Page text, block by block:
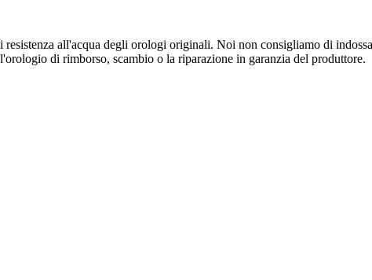
all'acqua degli orologi originali. Noi non consigliamo di
di rimborso, scambio o la riparazione in garanzia del produttore.